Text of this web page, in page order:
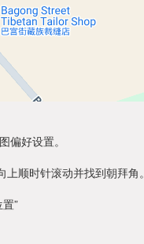
偏好设置。
顺时针滚动并找到朝拜角
”